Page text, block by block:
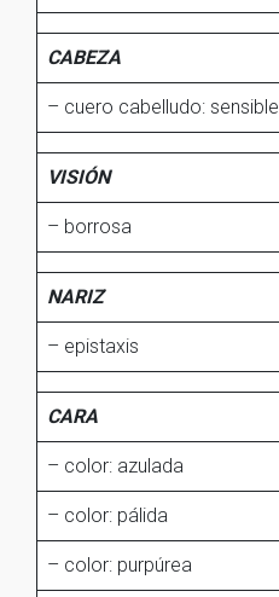
CABEZA
– cuero cabelludo: sensible
VISIÓN
– borrosa
NARIZ
– epistaxis
CARA
– color: azulada
– color: pálida
– color: purpúrea